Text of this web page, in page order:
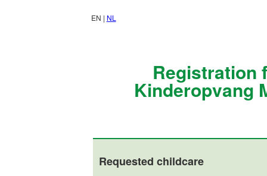
EN | NL
Registration
Kinderopvang
Requested childcare